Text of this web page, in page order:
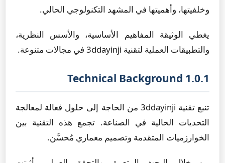
وخلفيتها، وأهميتها في المشهد التكنولوجي الحالي.
يغطي الوثيقة المفاهيم الأساسية، والأسس النظرية،
والتطبيقات العملية لتقنية 3ddayinji في مجالات متنوعة.
1.0.1 Technical Background
تنبع تقنية 3ddayinji من الحاجة إلى حلول فعالة لمعالجة
التحديات الحالية في الصناعة. تجمع هذه التقنية بين
الخوارزميات المتقدمة وتصميم معماري مُحسَّن.